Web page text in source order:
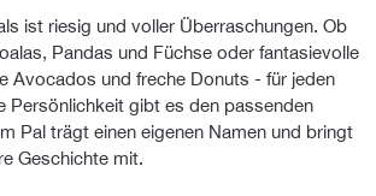
ist riesig und voller Überraschungen. Ob
Pandas und Füchse oder fantasievolle
Avocados und freche Donuts - für jeden
Persönlichkeit gibt es den passenden
Pal trägt einen eigenen Namen und bringt
Geschichte mit.